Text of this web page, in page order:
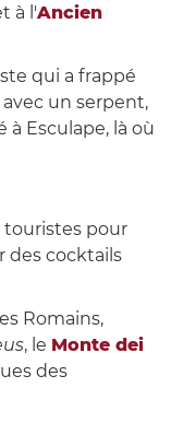
à l'Ancien
qui a frappé
un serpent,
Esculape, là où
touristes pour
des cocktails
Romains,
, le Monte dei
des